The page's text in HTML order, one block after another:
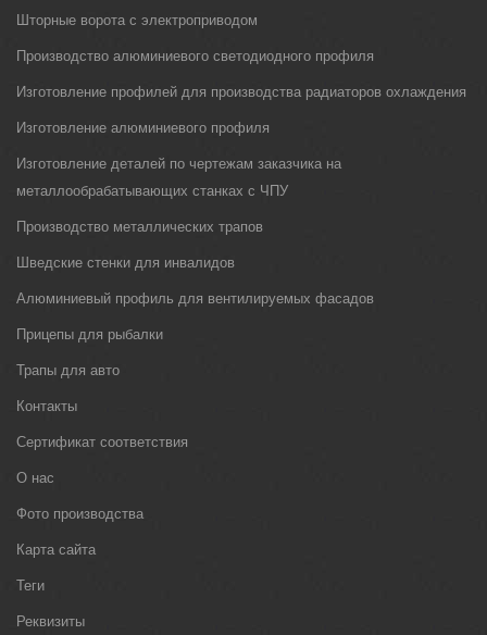
Шторные ворота с электроприводом
Производство алюминиевого светодиодного профиля
Изготовление профилей для производства радиаторов охлаждения
Изготовление алюминиевого профиля
Изготовление деталей по чертежам заказчика на
металлообрабатывающих станках с ЧПУ
Производство металлических трапов
Шведские стенки для инвалидов
Алюминиевый профиль для вентилируемых фасадов
Прицепы для рыбалки
Трапы для авто
Контакты
Сертификат соответствия
О нас
Фото производства
Карта сайта
Теги
Реквизиты